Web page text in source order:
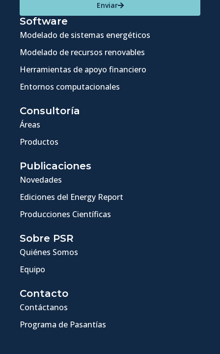
Enviar
Software
Modelado de sistemas energéticos
Modelado de recursos renovables
Herramientas de apoyo financiero
Entornos computacionales
Consultoría
Áreas
Productos
Publicaciones
Novedades
Ediciones del Energy Report
Producciones Científicas
Sobre PSR
Quiénes Somos
Equipo
Contacto
Contáctanos
Programa de Pasantías